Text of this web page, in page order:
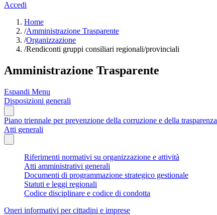
Accedi
Home
/Amministrazione Trasparente
/Organizzazione
/Rendiconti gruppi consiliari regionali/provinciali
Amministrazione Trasparente
Espandi Menu
Disposizioni generali
Piano triennale per prevenzione della corruzione e della trasparenza
Atti generali
Riferimenti normativi su organizzazione e attività
Atti amministrativi generali
Documenti di programmazione strategico gestionale
Statuti e leggi regionali
Codice disciplinare e codice di condotta
Oneri informativi per cittadini e imprese